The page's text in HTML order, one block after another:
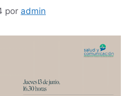
por admin